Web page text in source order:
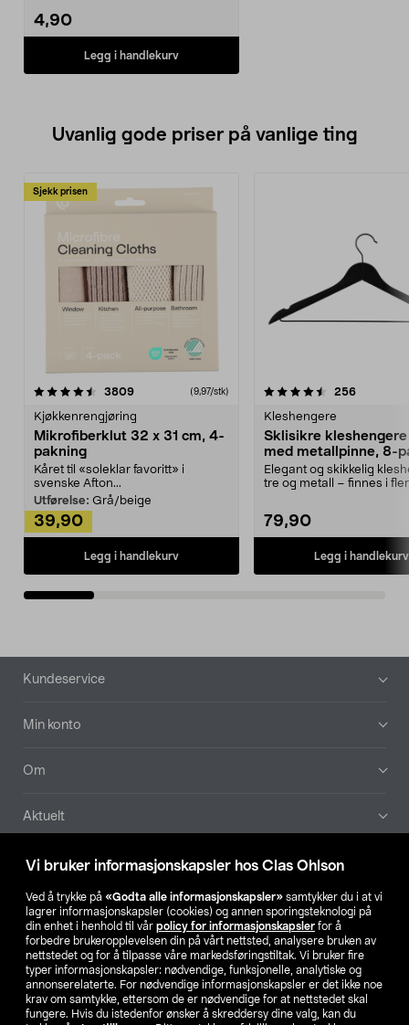
Vi bruker informasjonskapsler hos Clas Ohlson
Ved å trykke på «Godta alle informasjonskapsler» samtykker du i at vi
lagrer informasjonskapsler (cookies) og annen sporingsteknologi på
din enhet i henhold til vår policy for informasjonskapsler for å
forbedre brukeropplevelsen din på vårt nettsted, analysere bruken av
nettstedet og for å tilpasse våre markedsføringstiltak. Vi bruker fire
typer informasjonskapsler: nødvendige, funksjonelle, analytiske og
annonserelaterte. For nødvendige informasjonskapsler er det ikke noe
krav om samtykke, ettersom de er nødvendige for at nettstedet skal
fungere. Hvis du istedenfor ønsker å skreddersy dine valg, kan du
4,90
Legg i handlekurv
Uvanlig gode priser på vanlige ting
Sjekk prisen
3809anmeldelser(9,97/stk)
Kjøkkenrengjøring
Mikrofiberklut 32 x 31 cm, 4-
pakning
Kåret til «soleklar favoritt» i
svenske Afton...
Utførelse: Grå/beige
39,90
Legg i handlekurv
4.5av 5 stjerner 256
Kleshengere
Sklisikre
med metallpinne, 8-
Elegant og skikkelig
tre og metall – finnes i
79,90
Legg i handlekurv
4.5av 5 stjerner
Bunntekst
Kundeservice
Min konto
Om
Aktuelt
Våre selskaper
Finn din butikk
SE NO FI